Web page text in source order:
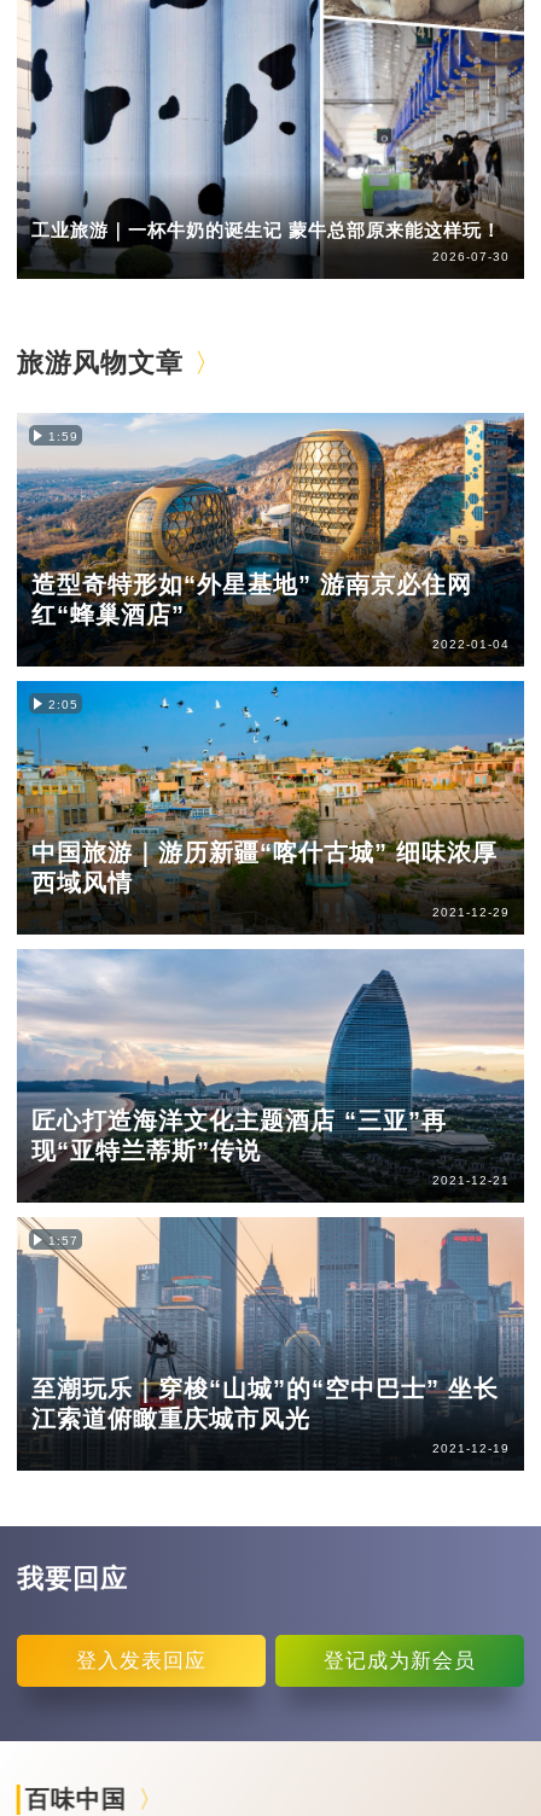
工业旅游｜一杯牛奶的诞生记 蒙牛总部原来能这样玩！
2026-07-30
旅游风物文章
1:59
造型奇特形如“外星基地” 游南京必住网
红“蜂巢酒店”
2022-01-04
2:05
中国旅游｜游历新疆“喀什古城” 细味浓厚
西域风情
2021-12-29
匠心打造海洋文化主题酒店 “三亚”再
现“亚特兰蒂斯”传说
2021-12-21
1:57
至潮玩乐｜穿梭“山城”的“空中巴士” 坐长
江索道俯瞰重庆城市风光
2021-12-19
我要回应
登入 发表回应 登记成为新会员
百味中国